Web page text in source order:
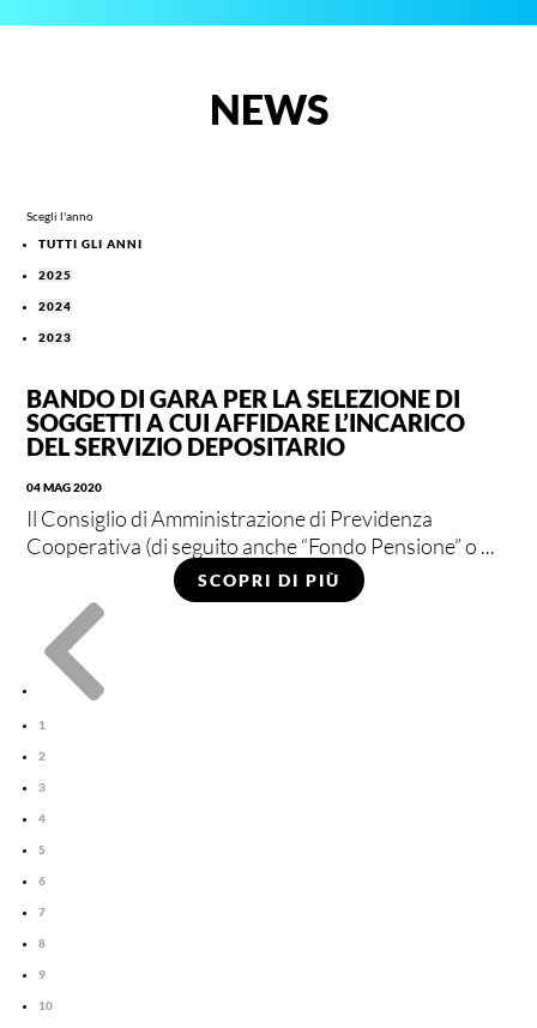
NEWS
Scegli l'anno
TUTTI GLI ANNI
2025
2024
2023
BANDO DI GARA PER LA SELEZIONE DI
SOGGETTI A CUI AFFIDARE L’INCARICO
DEL SERVIZIO DEPOSITARIO
04 MAG 2020
Il Consiglio di Amministrazione di Previdenza
Cooperativa (di seguito anche “Fondo Pensione” o ...
SCOPRI DI PIÙ

1
2
3
4
5
6
7
8
9
10